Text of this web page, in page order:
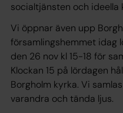
socialtjänsten och
Vi öppnar även upp
församlingshemmet idag
den 26 nov kl 15-18 för
Klockan 15 på lördagen
Borgholm kyrka. Vi
varandra och tända ljus.